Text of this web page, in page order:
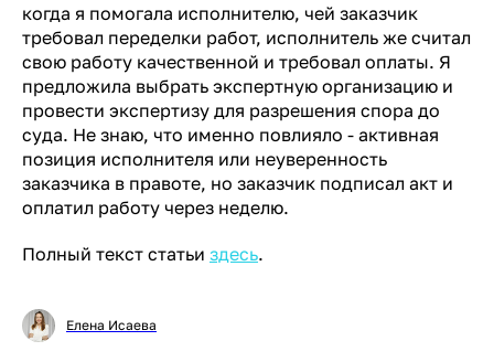
когда я помогала исполнителю, чей заказчик
требовал переделки работ, исполнитель же считал
свою работу качественной и требовал оплаты. Я
предложила выбрать экспертную организацию и
провести экспертизу для разрешения спора до
суда. Не знаю, что именно повлияло - активная
позиция исполнителя или неуверенность
заказчика в правоте, но заказчик подписал акт и
оплатил работу через неделю.
Полный текст статьи здесь.
Елена Исаева